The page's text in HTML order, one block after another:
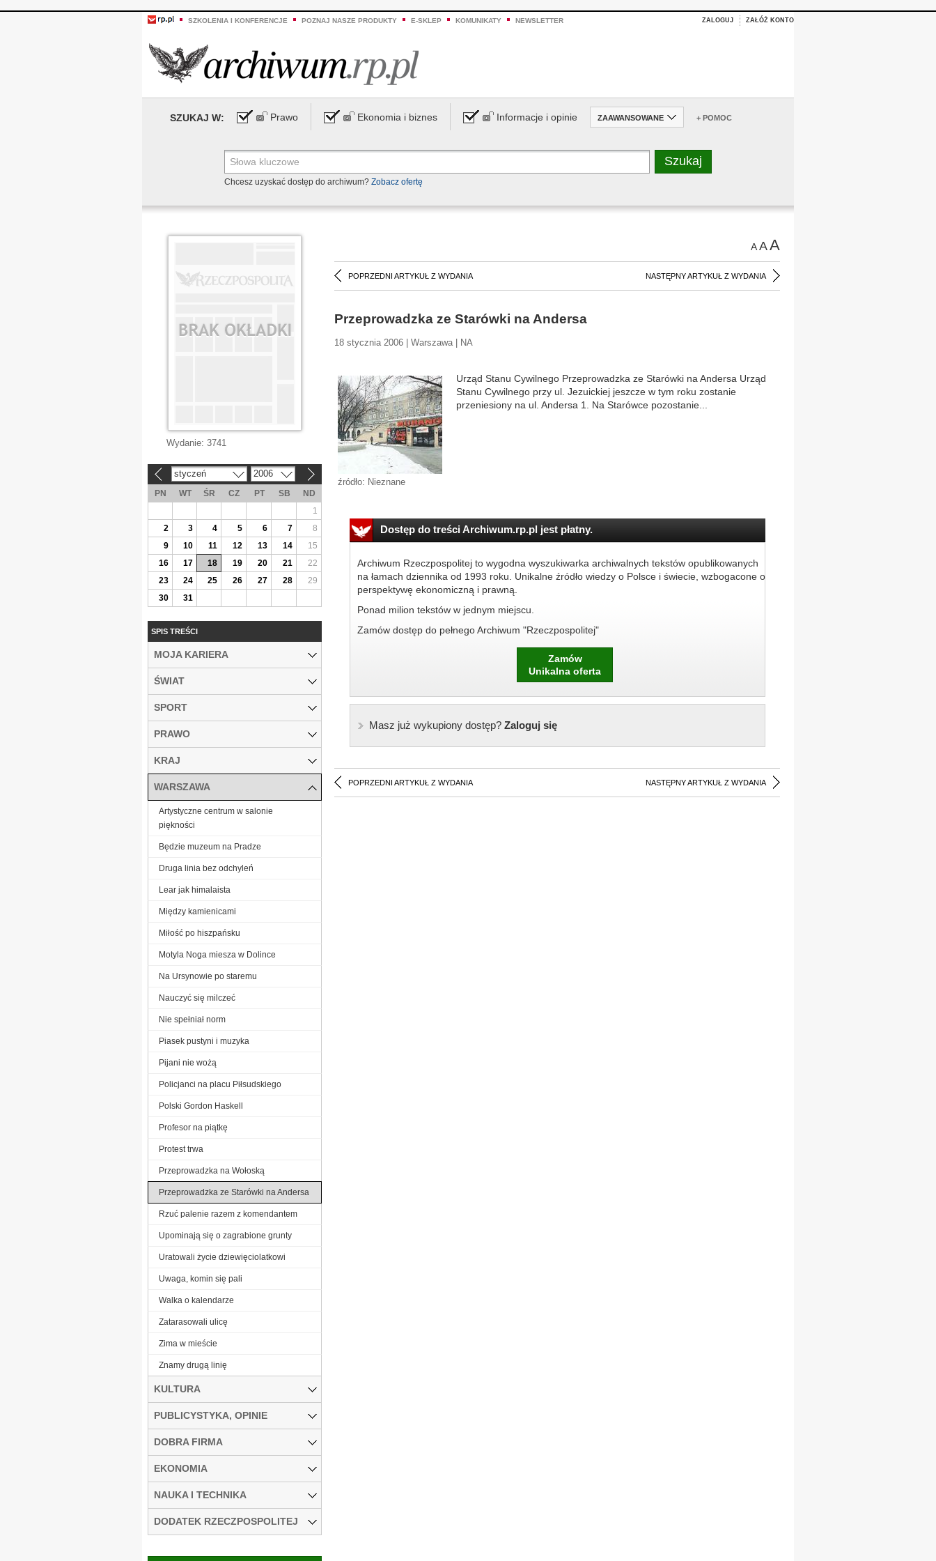
SZKOLENIA I KONFERENCJE POZNAJ NASZE PRODUKTY E-SKLEP KOMUNIKATY NEWSLETTER ZALOGUJ ZAŁÓŻ KONTO
SZUKAJ W: Prawo Ekonomia i biznes Informacje i opinie ZAAWANSOWANE + POMOC
Chcesz uzyskać dostęp do archiwum? Zobacz ofertę
AAA
POPRZEDNI ARTYKUŁ Z WYDANIA NASTĘPNY ARTYKUŁ Z WYDANIA
Przeprowadzka ze Starówki na Andersa
18 stycznia 2006 | Warszawa | NA
źródło: Nieznane
Urząd Stanu Cywilnego Przeprowadzka ze Starówki na Andersa Urząd
Stanu Cywilnego przy ul. Jezuickiej jeszcze w tym roku zostanie
przeniesiony na ul. Andersa 1. Na Starówce pozostanie...
Dostęp do treści Archiwum.rp.pl jest płatny.
Archiwum Rzeczpospolitej to wygodna wyszukiwarka archiwalnych tekstów opublikowanych
na łamach dziennika od 1993 roku. Unikalne źródło wiedzy o Polsce i świecie, wzbogacone o
perspektywę ekonomiczną i prawną.
Ponad milion tekstów w jednym miejscu.
Zamów dostęp do pełnego Archiwum "Rzeczpospolitej"
Zamów
Unikalna oferta
Masz już wykupiony dostęp?Zaloguj się
POPRZEDNI ARTYKUŁ Z WYDANIA NASTĘPNY ARTYKUŁ Z WYDANIA
Wydanie: 3741
styczeń 2006
PN WT ŚR CZ PT SB
ND
1
2
3 4 5 6 7
8
9
10 11 12 13 14
15
16
17 18 19 20 21
22
23
24 25 26 27 28
29
30
31
SPIS TREŚCI
MOJA KARIERA
ŚWIAT
SPORT
PRAWO
KRAJ
WARSZAWA
Artystyczne centrum w salonie
piękności
Będzie muzeum na Pradze
Druga linia bez odchyleń
Lear jak himalaista
Między kamienicami
Miłość po hiszpańsku
Motyla Noga miesza w Dolince
Na Ursynowie po staremu
Nauczyć się milczeć
Nie spełniał norm
Piasek pustyni i muzyka
Pijani nie wożą
Policjanci na placu Piłsudskiego
Polski Gordon Haskell
Profesor na piątkę
Protest trwa
Przeprowadzka na Wołoską
Przeprowadzka ze Starówki na Andersa
Rzuć palenie razem z komendantem
Upominają się o zagrabione grunty
Uratowali życie dziewięciolatkowi
Uwaga, komin się pali
Walka o kalendarze
Zatarasowali ulicę
Zima w mieście
Znamy drugą linię
KULTURA
PUBLICYSTYKA, OPINIE
DOBRA FIRMA
EKONOMIA
NAUKA I TECHNIKA
DODATEK RZECZPOSPOLITEJ